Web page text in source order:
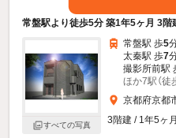
常盤駅より徒歩5分 築1年5ヶ月 3階
すべての写真
常盤駅 歩5
太秦駅 歩7
撮影所前駅
ほか7駅（徒
京都府京都
3階建 / 1年5ヶ